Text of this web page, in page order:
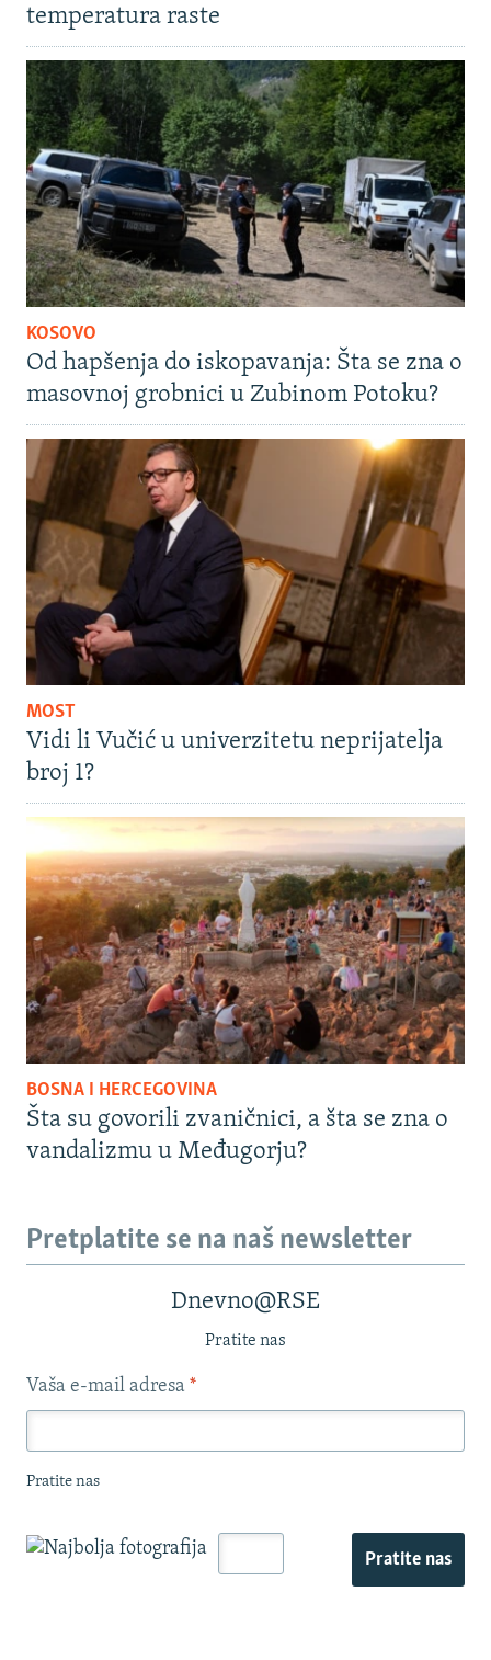
temperatura raste
KOSOVO
Od hapšenja do iskopavanja: Šta se zna o
masovnoj grobnici u Zubinom Potoku?
MOST
Vidi li Vučić u univerzitetu neprijatelja
broj 1?
BOSNA I HERCEGOVINA
Šta su govorili zvaničnici, a šta se zna o
vandalizmu u Međugorju?
Pretplatite se na naš newsletter
Dnevno@RSE
Pratite nas
Vaša e-mail adresa *
Pratite nas
Pratite nas